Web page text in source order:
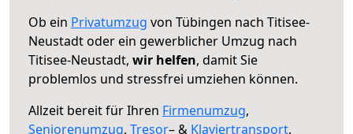
Ob ein Privatumzug von Tübingen nach Titisee-
Neustadt oder ein gewerblicher Umzug nach
Titisee-Neustadt, wir helfen, damit Sie
problemlos und stressfrei umziehen können.
Allzeit bereit für Ihren Firmenumzug,
Seniorenumzug, Tresor– & Klaviertransport,